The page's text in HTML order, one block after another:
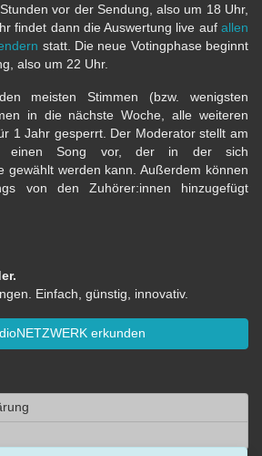
vor der Sendung, also um 18 Uhr,
findet dann die Auswertung live auf allen
statt. Die neue Votingphase beginnt
also um 22 Uhr.
meisten Stimmen (bzw. wenigsten
in die nächste Woche, alle weiteren
1 Jahr gesperrt. Der Moderator stellt am
einen Song vor, der in der sich
gewählt werden kann. Außerdem können
von den Zuhörer:innen hinzugefügt
Einfach, günstig, innovativ.
erkunden